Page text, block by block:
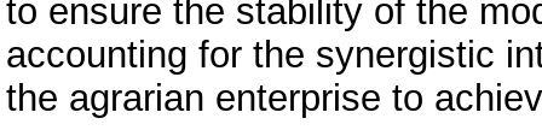
to ensure the stability of the
accounting for the synergistic
the agrarian enterprise to